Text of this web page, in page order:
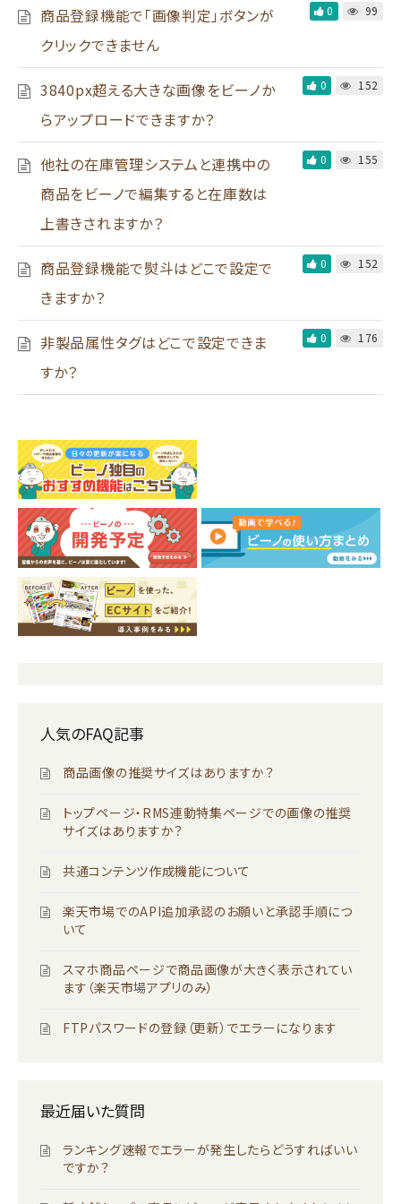
商品登録機能で「画像判定」ボタンが
クリックできません
0 99
3840px超える大きな画像をビーノか
らアップロードできますか？
0 152
他社の在庫管理システムと連携中の
商品をビーノで編集すると在庫数は
上書きされますか？
0 155
商品登録機能で熨斗はどこで設定で
きますか？
0 152
非製品属性タグはどこで設定できま
すか？
0 176
人気のFAQ記事
商品画像の推奨サイズはありますか？
トップページ・RMS連動特集ページでの画像の推奨
サイズはありますか？
共通コンテンツ作成機能について
楽天市場でのAPI追加承認のお願いと承認手順につ
いて
スマホ商品ページで商品画像が大きく表示されてい
ます（楽天市場アプリのみ）
FTPパスワードの登録（更新）でエラーになります
最近届いた質問
ランキング速報でエラーが発生したらどうすればいい
ですか？